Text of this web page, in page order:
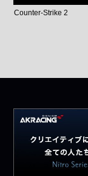
Counter-Strike 2